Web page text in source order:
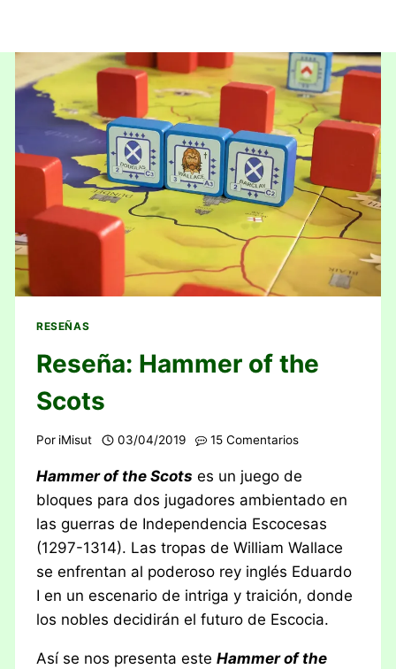
RESEÑAS
Reseña: Hammer of the
Scots
Por iMisut 03/04/2019 15 Comentarios
Hammer of the Scots es un juego de
bloques para dos jugadores ambientado en
las guerras de Independencia Escocesas
(1297-1314). Las tropas de William Wallace
se enfrentan al poderoso rey inglés Eduardo
I en un escenario de intriga y traición, donde
los nobles decidirán el futuro de Escocia.
Así se nos presenta esteHammer of the